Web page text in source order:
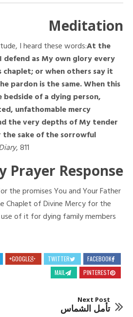
Meditation
I heard these words:At the
as My own glory every
or when others say it
pardon is the same. When this
of a dying person,
unfathomable mercy
the very depths of My tender
the sake of the sorrowful
, 811
Prayer Response
the promises You and Your Father
Chaplet of Divine Mercy for the
of it for dying family members
FACEBOOK
TWITTER
GOOGLE+
PINTEREST
MAIL
Next Post
تأمل الشماس